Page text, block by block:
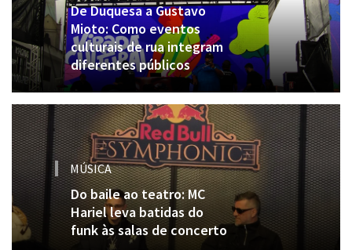
De Duquesa a Gustavo
Mioto: Como eventos
culturais de rua integram
diferentes públicos
MÚSICA
Do baile ao teatro: MC
Hariel leva batidas do
funk às salas de concerto